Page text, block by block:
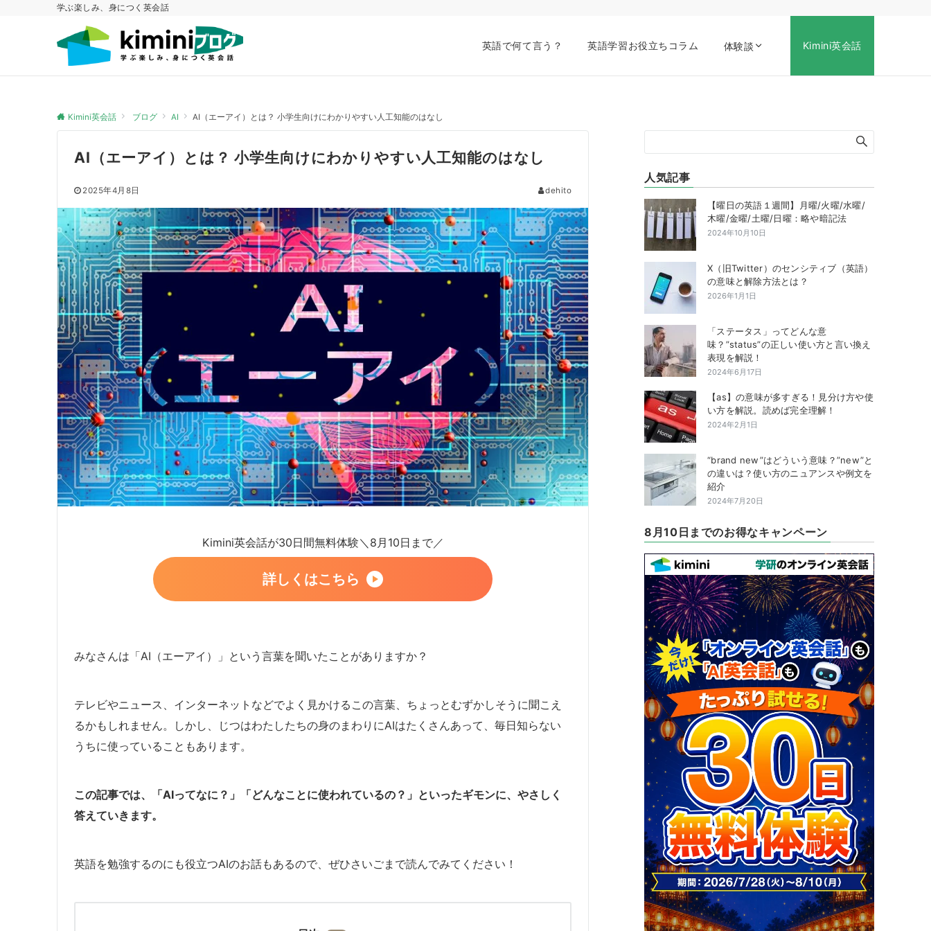
学ぶ楽しみ、身につく英会話
英語で何て言う？ 英語学習お役立ちコラム 体験談 Kimini英会話
Kimini英会話 ブログ AI AI（エーアイ）とは？ 小学生向けにわかりやすい人工知能のはなし
AI（エーアイ）とは？ 小学生向けにわかりやすい人工知能のはなし
2025年4月8日 dehito
Kimini英会話が30日間無料体験＼8月10日まで／
詳しくはこちら
みなさんは「AI（エーアイ）」という言葉を聞いたことがありますか？
テレビやニュース、インターネットなどでよく見かけるこの言葉、ちょっとむずかしそうに聞こえ
るかもしれません。しかし、じつはわたしたちの身のまわりにAIはたくさんあって、毎日知らない
うちに使っていることもあります。
この記事では、「AIってなに？」「どんなことに使われているの？」といったギモンに、やさしく
答えていきます。
英語を勉強するのにも役立つAIのお話もあるので、ぜひさいごまで読んでみてください！
人気記事
【曜日の英語１週間】月曜/火曜/水曜/
木曜/金曜/土曜/日曜：略や暗記法
2024年10月10日
X（旧Twitter）のセンシティブ（英語）
の意味と解除方法とは？
2026年1月1日
「ステータス」ってどんな意
味？”status”の正しい使い方と言い換え
表現を解説！
2024年6月17日
【as】の意味が多すぎる！見分け方や使
い方を解説。読めば完全理解！
2024年2月1日
“brand new”はどういう意味？”new”と
の違いは？使い方のニュアンスや例文を
紹介
2024年7月20日
8月10日までのお得なキャンペーン